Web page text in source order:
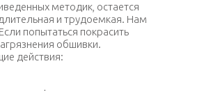
методик, остается
и трудоемкая. Нам
попытаться покрасить
обшивки.
действия: